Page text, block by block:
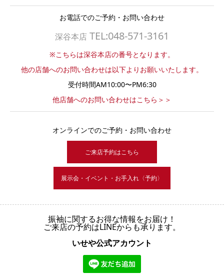
お電話でのご予約・お問い合わせ
深谷本店 TEL:048-571-3161
※こちらは深谷本店の番号となります。
他の店舗へのお問い合わせは以下よりお願いいたします。
受付時間AM10:00〜PM6:30
他店舗へのお問い合わせはこちら＞＞
オンラインでのご予約・お問い合わせ
ご来店予約はこちら
展示会・イベント・お手入れ〈予約〉
振袖に関するお得な情報をお届け！
ご来店の予約はLINEからも承ります。
いせや公式アカウント